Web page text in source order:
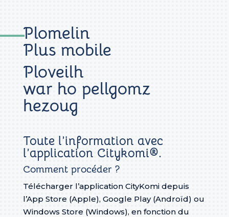
Plomelin
Plus mobile
Ploveilh
war ho pellgomz
hezoug
Toute l’information avec
l’application Citykomi®.
Comment procéder ?
Télécharger l’application CityKomi depuis
l’App Store (Apple), Google Play (Androïd) ou
Windows Store (Windows), en fonction du